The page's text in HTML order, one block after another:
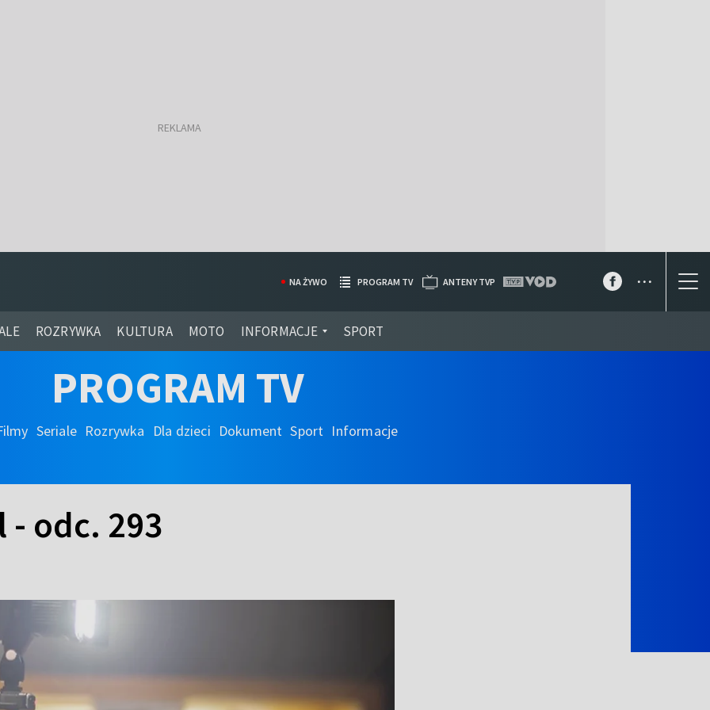
ROZRYWKA KULTURA MOTO INFORMACJE SPORT
NA ŻYWO PROGRAM TV ANTENY TVP ...
PROGRAM TV
Seriale Rozrywka Dla dzieci Dokument Sport Informacje
odc. 293